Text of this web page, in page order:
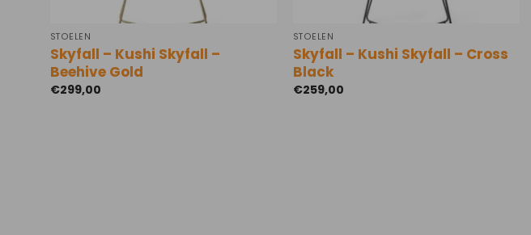
STOELEN
Skyfall – Kushi Skyfall –
Beehive Gold
€299,00
STOELEN
Skyfall – Kushi Skyfall – Cross
Black
€259,00